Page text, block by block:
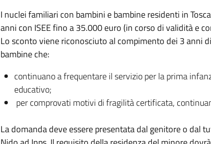
I nuclei familiari con bambini e bambine residenti in
anni con ISEE fino a 35.000 euro (in corso di validità e
Lo sconto viene riconosciuto al compimento dei 3 anni
bambine che:
continuano a frequentare il servizio per la prima
educativo;
per comprovati motivi di fragilità certificata,
La domanda deve essere presentata dal genitore o dal